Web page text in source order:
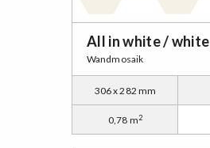
All in white / white
Wandmosaik
306 x 282 mm
0,78 m2